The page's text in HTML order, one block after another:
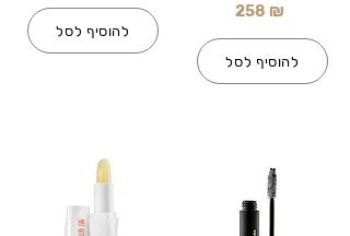
להוסיף לסל
258 ₪
להוסיף לסל